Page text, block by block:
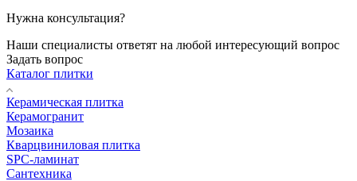
Нужна консультация?
Наши специалисты ответят на любой интересующий вопрос
Задать вопрос
Каталог плитки
Керамическая плитка
Керамогранит
Мозаика
Кварцвиниловая плитка
SPC-ламинат
Сантехника